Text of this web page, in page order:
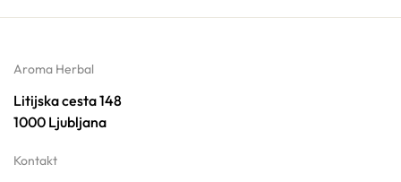
Aroma Herbal
Litijska cesta 148
1000 Ljubljana
Kontakt